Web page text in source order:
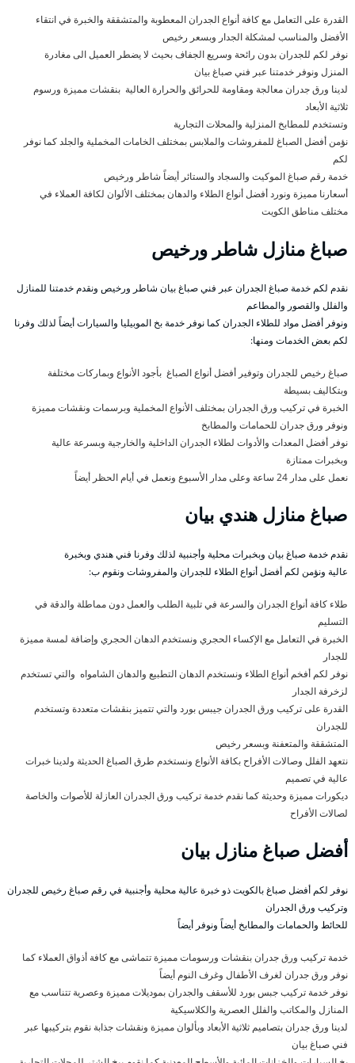
القدرة على التعامل مع كافة أنواع الجدران المعطوبة والمتشققة والخبرة في انتقاء
الأفضل والمناسب لمشكلة الجدار وبسعر رخيص
نوفر لكم للجدران بدون رائحة وسريع الجفاف بحيث لا يضطر العميل الى مغادرة
المنزل ونوفر خدمتنا عبر فني صباغ بيان
لدينا ورق جدران معالجة ومقاومة للحرائق والحرارة العالية بنقشات مميزة ورسوم
ثلاثية الأبعاد
وتستخدم للمطابخ المنزلية والمحلات التجارية
نؤمن أفضل الصباغ للمفروشات والملابس بمختلف الخامات المخملية والجلد كما نوفر
لكم
خدمة رقم صباغ الموكيت والسجاد والستائر أيضاً شاطر ورخيص
أسعارنا مميزة ونورد أفضل أنواع الطلاء والدهان بمختلف الألوان لكافة العملاء في
مختلف مناطق الكويت
صباغ منازل شاطر ورخيص
نقدم لكم خدمة صباغ الجدران عبر فني صباغ بيان شاطر ورخيص ونقدم خدمتنا للمنازل
والفلل والقصور والمطاعم
ونوفر أفضل مواد للطلاء الجدران كما نوفر خدمة بخ الموبيليا والسيارات أيضاً لذلك وفرنا
لكم بعض الخدمات ومنها:
صباغ رخيص للجدران وتوفير أفضل أنواع الصباغ بأجود الأنواع وبماركات مختلفة
وبتكاليف بسيطة
الخبرة في تركيب ورق الجدران بمختلف الأنواع المخملية وبرسمات ونقشات مميزة
ونوفر ورق جدران للحمامات والمطابخ
نوفر أفضل المعدات والأدوات لطلاء الجدران الداخلية والخارجية وبسرعة عالية
وبخبرات ممتازة
نعمل على مدار 24 ساعة وعلى مدار الأسبوع ونعمل في أيام الحظر أيضاً
صباغ منازل هندي بيان
نقدم خدمة صباغ بيان وبخبرات محلية وأجنبية لذلك وفرنا فني هندي وبخبرة
عالية ونؤمن لكم أفضل أنواع الطلاء للجدران والمفروشات ونقوم ب:
طلاء كافة أنواع الجدران والسرعة في تلبية الطلب والعمل دون مماطلة والدقة في
التسليم
الخبرة في التعامل مع الإكساء الحجري ونستخدم الدهان الحجري وإضافة لمسة مميزة
للجدار
نوفر لكم أفخم أنواع الطلاء ونستخدم الدهان التطبيع والدهان الشامواه والتي تستخدم
لزخرفة الجدار
القدرة على تركيب ورق الجدران جيبس بورد والتي تتميز بنقشات متعددة وتستخدم
للجدران
المتشققة والمتعفنة وبسعر رخيص
نتعهد الفلل وصالات الأفراح بكافة الأنواع ونستخدم طرق الصباغ الحديثة ولدينا خبرات
عالية في تصميم
ديكورات مميزة وحديثة كما نقدم خدمة تركيب ورق الجدران العازلة للأصوات والخاصة
لصالات الأفراح
أفضل صباغ منازل بيان
نوفر لكم أفضل صباغ بالكويت ذو خبرة عالية محلية وأجنبية في رقم صباغ رخيص للجدران
وتركيب ورق الجدران
للحائط والحمامات والمطابخ أيضاً ونوفر أيضاً
خدمة تركيب ورق جدران بنقشات ورسومات مميزة تتماشى مع كافة أذواق العملاء كما
نوفر ورق جدران لغرف الأطفال وغرف النوم أيضاً
نوفر خدمة تركيب جبس بورد للأسقف والجدران بموديلات مميزة وعصرية تتناسب مع
المنازل والمكاتب والفلل العصرية والكلاسيكية
لدينا ورق جدران بتصاميم ثلاثية الأبعاد وبألوان مميزة ونقشات جذابة نقوم بتركيبها عبر
فني صباغ بيان